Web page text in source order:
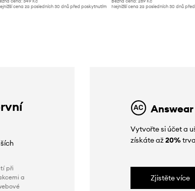
cena za posledních 30 dnů před poskytnutím
Nejnižší cena za posledních 30 dnů
při
a
Vytvořte si účet a
získáte až20%
Zjistěte více